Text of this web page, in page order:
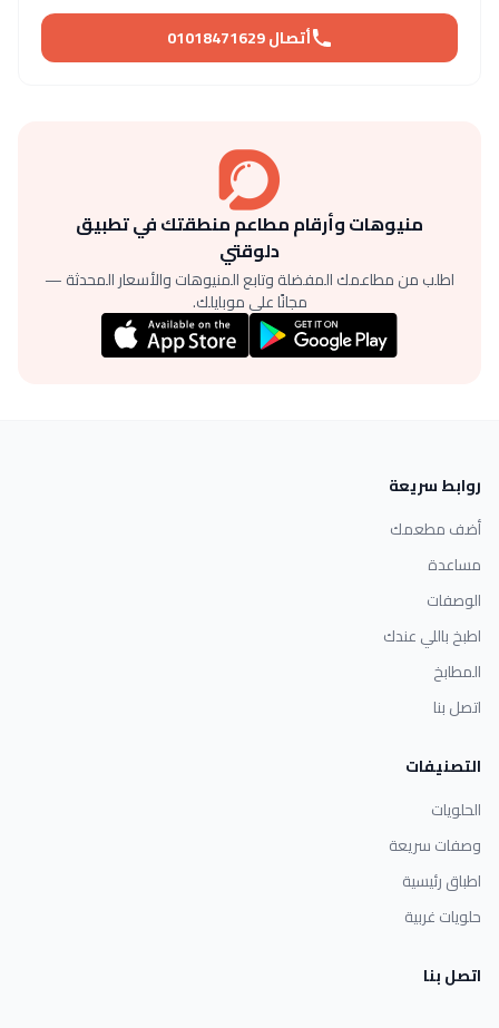
أتصال 01018471629
منيوهات وأرقام مطاعم منطقتك في تطبيق
دلوقتي
اطلب من مطاعمك المفضلة وتابع المنيوهات والأسعار المحدثة —
مجانًا على موبايلك.
روابط سريعة
أضف مطعمك
مساعدة
الوصفات
اطبخ باللي عندك
المطابخ
اتصل بنا
التصنيفات
الحلويات
وصفات سريعة
اطباق رئيسية
حلويات غربية
اتصل بنا